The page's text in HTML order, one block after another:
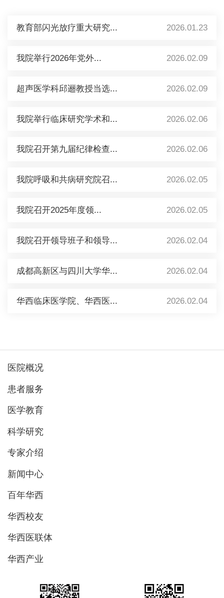
教育部闪光放疗重大研究... 2026.01.23
我院举行2026年党外... 2026.02.09
超声医学科邱逦教授当选... 2026.02.09
我院举行临床研究学术和... 2026.02.06
我院召开第九届纪律检查... 2026.02.06
我院呼吸和共病研究院召... 2026.02.05
我院召开2025年度领... 2026.02.05
我院召开领导班子和领导... 2026.02.04
成都高新区与四川大学华... 2026.02.04
华西临床医学院、华西医... 2026.02.04
医院概况
患者服务
医学教育
科学研究
专家介绍
新闻中心
百年华西
华西校友
华西医联体
华西产业